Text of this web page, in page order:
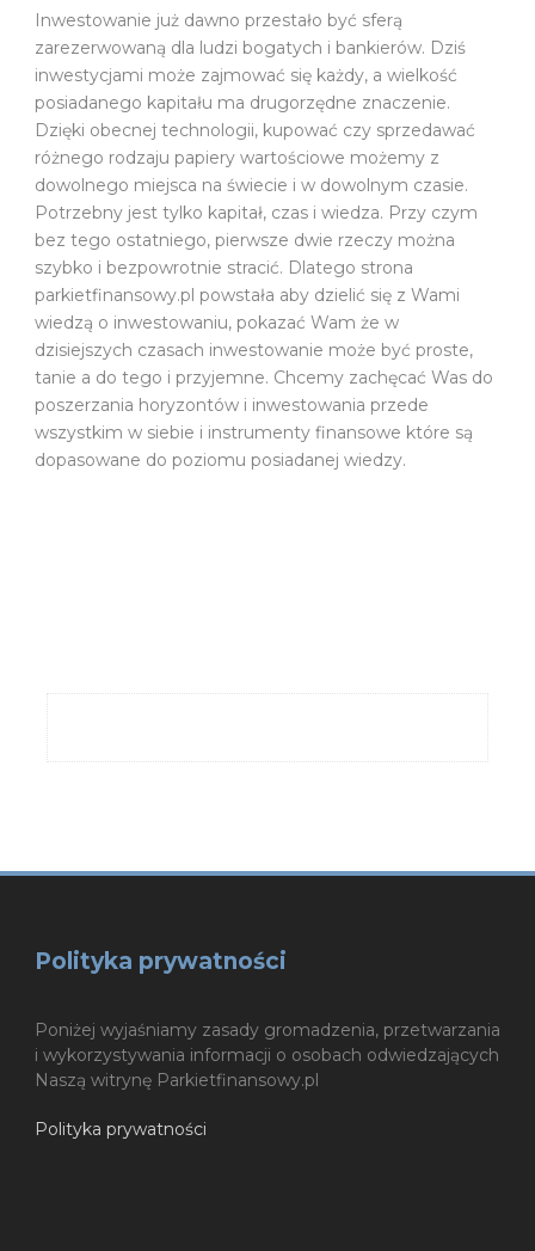
Inwestowanie już dawno przestało być sferą
zarezerwowaną dla ludzi bogatych i bankierów. Dziś
inwestycjami może zajmować się każdy, a wielkość
posiadanego kapitału ma drugorzędne znaczenie.
Dzięki obecnej technologii, kupować czy sprzedawać
różnego rodzaju papiery wartościowe możemy z
dowolnego miejsca na świecie i w dowolnym czasie.
Potrzebny jest tylko kapitał, czas i wiedza. Przy czym
bez tego ostatniego, pierwsze dwie rzeczy można
szybko i bezpowrotnie stracić. Dlatego strona
parkietfinansowy.pl powstała aby dzielić się z Wami
wiedzą o inwestowaniu, pokazać Wam że w
dzisiejszych czasach inwestowanie może być proste,
tanie a do tego i przyjemne. Chcemy zachęcać Was do
poszerzania horyzontów i inwestowania przede
wszystkim w siebie i instrumenty finansowe które są
dopasowane do poziomu posiadanej wiedzy.
Polityka prywatności
Poniżej wyjaśniamy zasady gromadzenia, przetwarzania
i wykorzystywania informacji o osobach odwiedzających
Naszą witrynę Parkietfinansowy.pl
Polityka prywatności